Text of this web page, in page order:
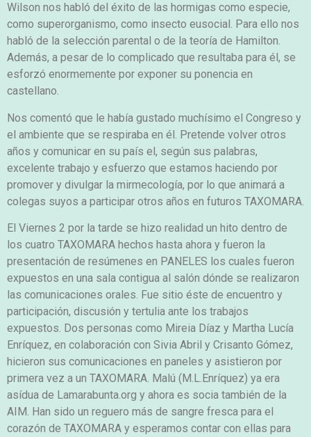
Wilson nos habló del éxito de las hormigas como especie,
como superorganismo, como insecto eusocial. Para ello nos
habló de la selección parental o de la teoría de Hamilton.
Además, a pesar de lo complicado que resultaba para él, se
esforzó enormemente por exponer su ponencia en
castellano.
Nos comentó que le había gustado muchísimo el Congreso y
el ambiente que se respiraba en él. Pretende volver otros
años y comunicar en su país el, según sus palabras,
excelente trabajo y esfuerzo que estamos haciendo por
promover y divulgar la mirmecología, por lo que animará a
colegas suyos a participar otros años en futuros TAXOMARA.
El Viernes 2 por la tarde se hizo realidad un hito dentro de
los cuatro TAXOMARA hechos hasta ahora y fueron la
presentación de resúmenes en PANELES los cuales fueron
expuestos en una sala contigua al salón dónde se realizaron
las comunicaciones orales. Fue sitio éste de encuentro y
participación, discusión y tertulia ante los trabajos
expuestos. Dos personas como Mireia Díaz y Martha Lucía
Enríquez, en colaboración con Sivia Abril y Crisanto Gómez,
hicieron sus comunicaciones en paneles y asistieron por
primera vez a un TAXOMARA. Malú (M.L.Enríquez) ya era
asídua de Lamarabunta.org y ahora es socia también de la
AIM. Han sido un reguero más de sangre fresca para el
corazón de TAXOMARA y esperamos contar con ellas para